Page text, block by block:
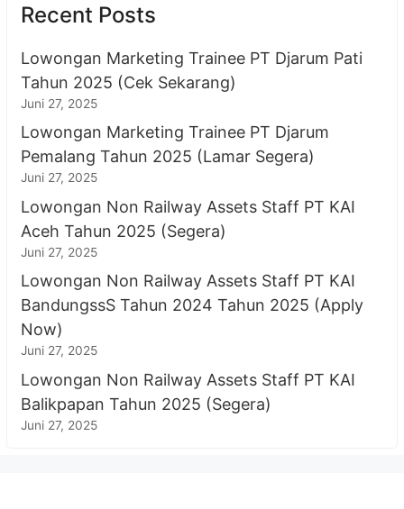
Recent Posts
Lowongan Marketing Trainee PT Djarum Pati
Tahun 2025 (Cek Sekarang)
Juni 27, 2025
Lowongan Marketing Trainee PT Djarum
Pemalang Tahun 2025 (Lamar Segera)
Juni 27, 2025
Lowongan Non Railway Assets Staff PT KAI
Aceh Tahun 2025 (Segera)
Juni 27, 2025
Lowongan Non Railway Assets Staff PT KAI
BandungssS Tahun 2024 Tahun 2025 (Apply
Now)
Juni 27, 2025
Lowongan Non Railway Assets Staff PT KAI
Balikpapan Tahun 2025 (Segera)
Juni 27, 2025